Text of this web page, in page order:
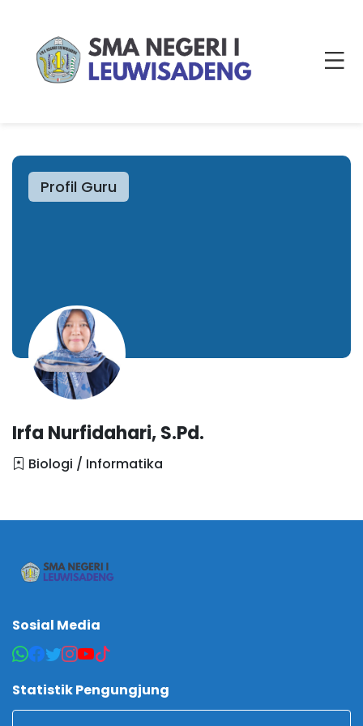
Profil Guru
Irfa Nurfidahari, S.Pd.
Biologi / Informatika
Sosial Media
Statistik Pengungjung